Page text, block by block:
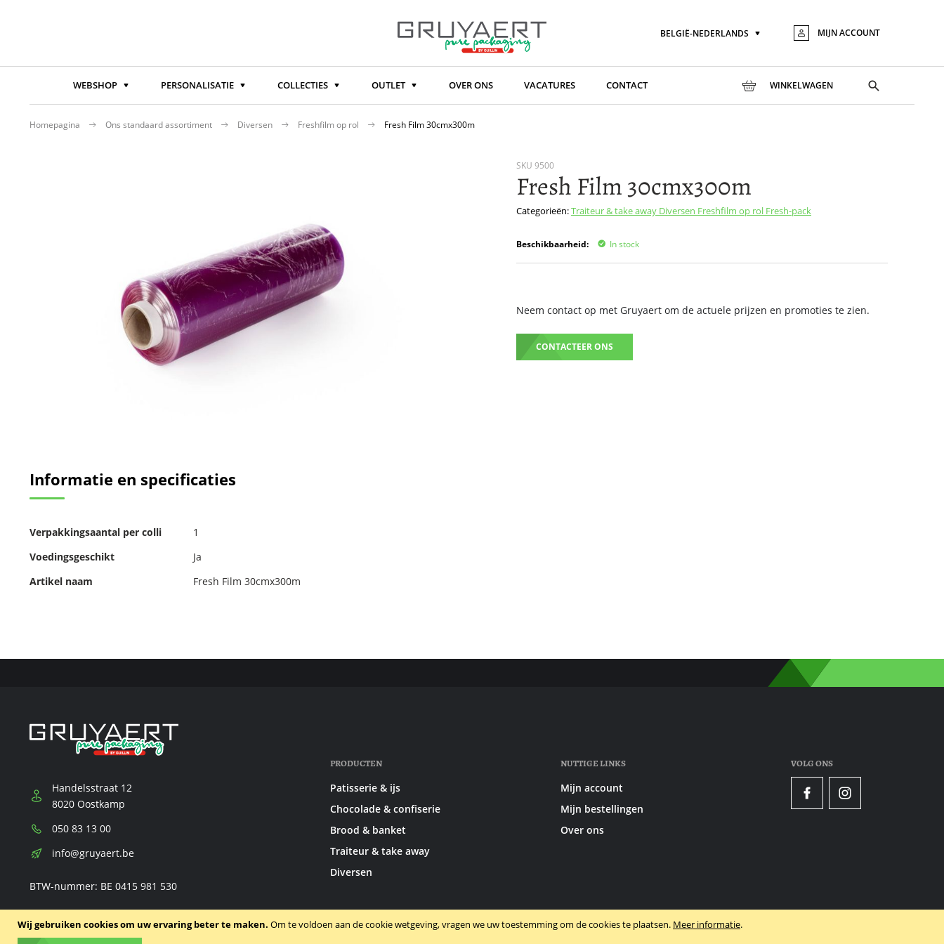
Wij gebruiken cookies om uw ervaring beter te maken. Om te voldoen aan de cookie wetgeving, vragen we uw toestemming om de cookies te plaatsen. Meer informatie.
de
Taal
BELGIË-NEDERLANDS MIJN ACCOUNT
WEBSHOP PERSONALISATIE COLLECTIES OUTLET OVER ONS VACATURES CONTACT WINKELWAGEN
Toggle
search
Homepagina Ons standaard assortiment Diversen Freshfilm op rol Fresh Film 30cmx300m
SKU9500
Fresh Film 30cmx300m
Categorieën:Traiteur & take away Diversen Freshfilm op rol Fresh-pack
Beschikbaarheid: In stock
Neem contact op met Gruyaert om de actuele prijzen en promoties te zien.
CONTACTEER ONS
het
begin
van
afbeeldingen-
Informatie en specificaties
Meer
informatie
Verpakkingsaantal per colli
1
Voedingsgeschikt
Ja
Artikel naam
Fresh Film 30cmx300m
Handelsstraat 12
8020 Oostkamp
Telefoon:
050 83 13 00
E-
info@gruyaert.be
BTW-nummer: BE 0415 981 530
PRODUCTEN
Patisserie & ijs
Chocolade & confiserie
Brood & banket
Traiteur & take away
Diversen
NUTTIGE LINKS
Mijn account
Mijn bestellingen
Over ons
VOLG ONS
FacebookInstagram